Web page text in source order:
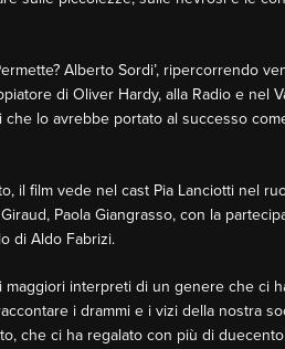
Alberto Sordi’, ripercorrendo
di Oliver Hardy, alla Radio e nel
lo avrebbe portato al successo
il film vede nel cast Pia Lanciotti nel
Paola Giangrasso, con la
di Aldo Fabrizi.
interpreti di un genere che ci
i drammi e i vizi della nostra
che ci ha regalato con più di